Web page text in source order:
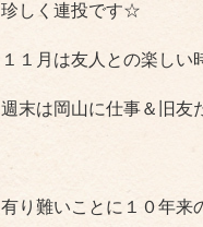
珍しく連投です☆
１１月は友人との楽しい
週末は岡山に仕事＆旧友
有り難いことに１０年来